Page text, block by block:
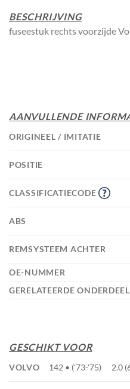
BESCHRIJVING
fuseestuk rechts voorzijde
AANVULLENDE
ORIGINEEL / IMITATIE
POSITIE
CLASSIFICATIECODE
ABS
REMSYSTEEM ACHTER
OE-NUMMER
GERELATEERDE
GESCHIKT VOOR
VOLVO 142 • ('73-'75) 2.0